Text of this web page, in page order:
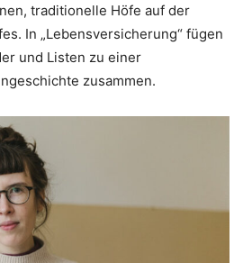
traditionelle Höfe auf der
In „Lebensversicherung“ fügen
und Listen zu einer
zusammen.